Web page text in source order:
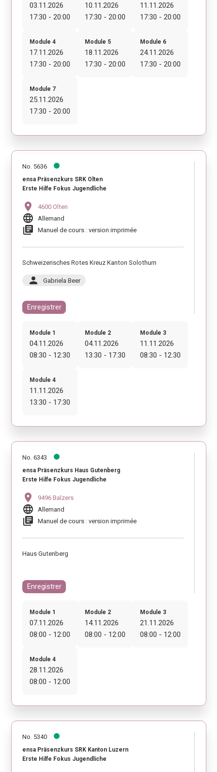
03.11.2026
17:30 - 20:00
10.11.2026
17:30 - 20:00
11.11.2026
17:30 - 20:00
Module 4
17.11.2026
17:30 - 20:00
Module 5
18.11.2026
17:30 - 20:00
Module 6
24.11.2026
17:30 - 20:00
Module 7
25.11.2026
17:30 - 20:00
No. 5636
ensa Präsenzkurs SRK Olten
Erste Hilfe Fokus Jugendliche
location_on 4600 Olten
language Allemand
library_books Manuel de cours : version imprimée
Schweizerisches Rotes Kreuz Kanton Solothurn
person Gabriela Beer
Enregistrer
Module 1
04.11.2026
08:30 - 12:30
Module 2
04.11.2026
13:30 - 17:30
Module 3
11.11.2026
08:30 - 12:30
Module 4
11.11.2026
13:30 - 17:30
No. 6343
ensa Präsenzkurs Haus Gutenberg
Erste Hilfe Fokus Jugendliche
location_on 9496 Balzers
language Allemand
library_books Manuel de cours : version imprimée
Haus Gutenberg
Enregistrer
Module 1
07.11.2026
08:00 - 12:00
Module 2
14.11.2026
08:00 - 12:00
Module 3
21.11.2026
08:00 - 12:00
Module 4
28.11.2026
08:00 - 12:00
No. 5340
ensa Präsenzkurs SRK Kanton Luzern
Erste Hilfe Fokus Jugendliche